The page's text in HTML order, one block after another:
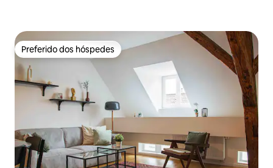
Preferido dos hóspedes
Preferido dos hóspedes